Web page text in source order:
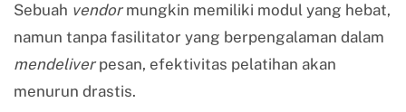
Sebuah vendormungkin memiliki modul yang hebat,
namun tanpa fasilitator yang berpengalaman dalam
mendeliverpesan, efektivitas pelatihan akan
menurun drastis.